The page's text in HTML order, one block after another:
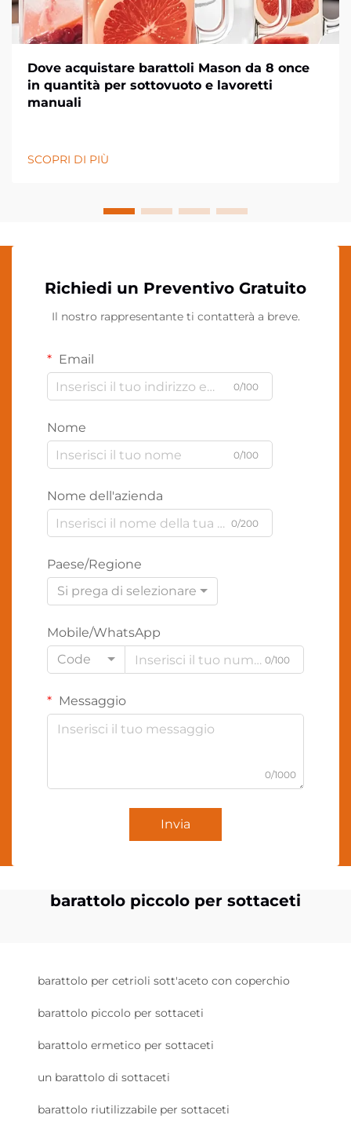
Dove acquistare barattoli Mason da 8 once
in quantità per sottovuoto e lavoretti
manuali
SCOPRI DI PIÙ
Richiedi un Preventivo Gratuito
Il nostro rappresentante ti contatterà a breve.
Email
0/100
Nome
0/100
Nome dell'azienda
0/200
Paese/Regione
Si prega di selezionare
Mobile/WhatsApp
Code
0/100
Messaggio
0/1000
Invia
barattolo piccolo per sottaceti
barattolo per cetrioli sott'aceto con coperchio
barattolo piccolo per sottaceti
barattolo ermetico per sottaceti
un barattolo di sottaceti
barattolo riutilizzabile per sottaceti